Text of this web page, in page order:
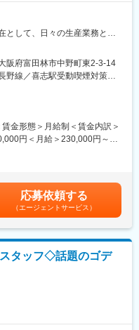
まで行いお客様に安心、安全
解からスタートし、先輩社員
を習得いただきます。まず
発を担当し、徐々に担当領域
ケーションを通じて周囲が
流まで経験できます。また、
衝力が求められるため、食品
を活かせます。
で一貫して担当できるため、
品開発の全工程を経験でき
れる達成感を得られます。
と連携する機会が多く、食品
られます。営業・品質管
積める環境です。
として、日々の生産業務と現
ます（試用期間は６ヵ月）
知る（入社１～３年）
役割、人員の理解
阪府富田林市中野町東2-3-14
野線／喜志駅受動喫煙対策：
金形態＞月給制＜賃金内訳＞
円＜月給＞230,000円～
応募依頼する
（エージェントサービス）
スタッフ◇話題のゴデ